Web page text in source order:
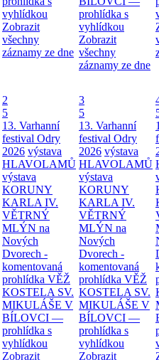
vyhlídkou
Zobrazit
všechny
záznamy ze dne
prohlídka s
vyhlídkou
Zobrazit
všechny
záznamy ze dne
2
5
13. Varhanní
festival Odry
2026 výstava
HLAVOLAMŮ
výstava
KORUNY
KARLA IV.
VĚTRNÝ
MLÝN na
Nových
Dvorech -
komentovaná
prohlídka VĚŽ
KOSTELA SV.
MIKULÁŠE V
BÍLOVCI —
prohlídka s
vyhlídkou
Zobrazit
3
5
13. Varhanní
festival Odry
2026 výstava
HLAVOLAMŮ
výstava
KORUNY
KARLA IV.
VĚTRNÝ
MLÝN na
Nových
Dvorech -
komentovaná
prohlídka VĚŽ
KOSTELA SV.
MIKULÁŠE V
BÍLOVCI —
prohlídka s
vyhlídkou
Zobrazit